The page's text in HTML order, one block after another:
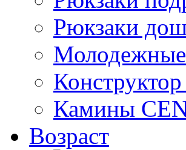
Рюкзаки
Камины
Возраст